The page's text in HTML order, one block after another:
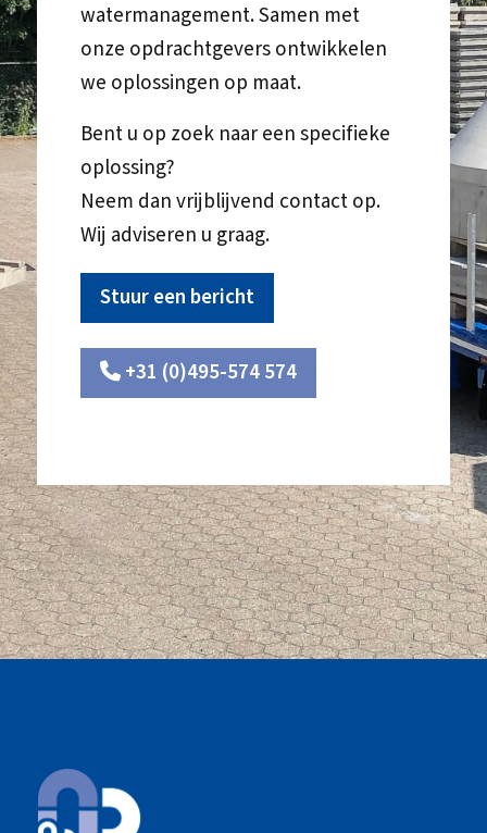
watermanagement. Samen met
onze opdrachtgevers ontwikkelen
we oplossingen op maat.
Bent u op zoek naar een specifieke
oplossing?
Neem dan vrijblijvend contact op.
Wij adviseren u graag.
Stuur een bericht
+31 (0)495-574 574